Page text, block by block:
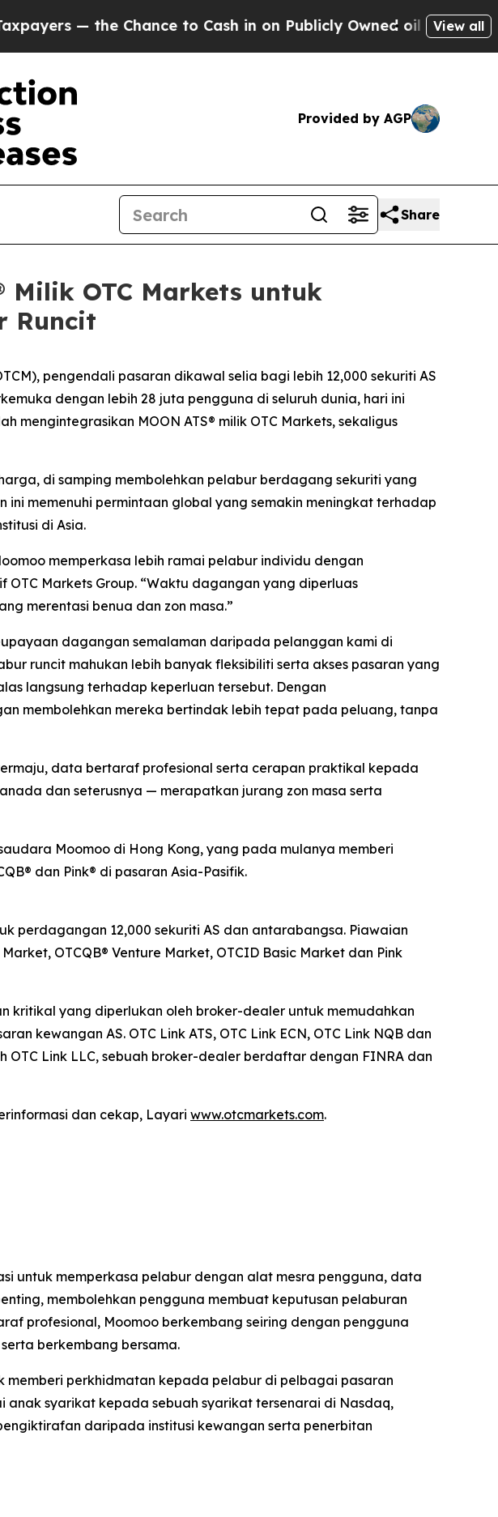
Chance to Cash in on Publicly Owned oil Five Questions the
View all
Provided by AGP
Share
Milik OTC Markets untuk
Runcit
pengendali pasaran dikawal selia bagi lebih 12,000 sekuriti AS
dengan lebih 28 juta pengguna di seluruh dunia, hari ini
mengintegrasikan MOON ATS® milik OTC Markets, sekaligus
di samping membolehkan pelabur berdagang sekuriti yang
ini memenuhi permintaan global yang semakin meningkat terhadap
di Asia.
memperkasa lebih ramai pelabur individu dengan
OTC Markets Group. “Waktu dagangan yang diperluas
merentasi benua dan zon masa.”
dagangan semalaman daripada pelanggan kami di
runcit mahukan lebih banyak fleksibiliti serta akses pasaran yang
langsung terhadap keperluan tersebut. Dengan
membolehkan mereka bertindak lebih tepat pada peluang, tanpa
data bertaraf profesional serta cerapan praktikal kepada
dan seterusnya — merapatkan jurang zon masa serta
Moomoo di Hong Kong, yang pada mulanya memberi
dan Pink® di pasaran Asia-Pasifik.
perdagangan 12,000 sekuriti AS dan antarabangsa. Piawaian
OTCQB® Venture Market, OTCID Basic Market dan Pink
kritikal yang diperlukan oleh broker-dealer untuk memudahkan
kewangan AS. OTC Link ATS, OTC Link ECN, OTC Link NQB dan
OTC Link LLC, sebuah broker-dealer berdaftar dengan FINRA dan
dan cekap, Layari www.otcmarkets.com.
untuk memperkasa pelabur dengan alat mesra pengguna, data
membolehkan pengguna membuat keputusan pelaburan
profesional, Moomoo berkembang seiring dengan pengguna
berkembang bersama.
memberi perkhidmatan kepada pelabur di pelbagai pasaran
syarikat kepada sebuah syarikat tersenarai di Nasdaq,
daripada institusi kewangan serta penerbitan